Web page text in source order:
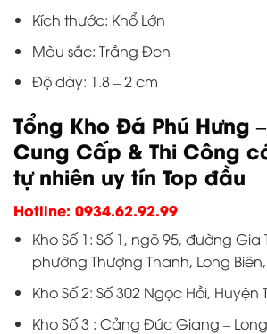
Kích thước: Khổ Lớn
Màu sắc: Trắng Đen
Độ dày: 1.8 – 2 cm
Tổng Kho Đá Phú Hưng
Cung Cấp & Thi Công
tự nhiên uy tín Top đầu
Hotline: 0934.62.92.99
Kho Số 1: Số 1, ngõ 95, đường Gia
phường Thượng Thanh, Long
Kho Số 2: Số 302 Ngọc Hồi, Huyện
Kho Số 3 : Cảng Đức Giang –